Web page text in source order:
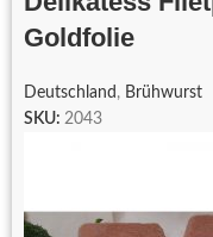
Goldfolie
Deutschland , Brühwurst
SKU: 2043